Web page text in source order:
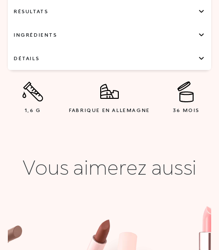
RÉSULTATS
INGRÉDIENTS
DÉTAILS
1,6 G FABRIQUE EN ALLEMAGNE 36 MOIS
Vous aimerez aussi